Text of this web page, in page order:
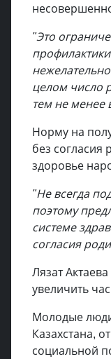
"Это
целом число
тем не менее
Норму на
без согласия
здоровье
"Не всегда
поэтому
системе
согласия
Лязат
увеличить
Молодые люди
Казахстана,
социальной